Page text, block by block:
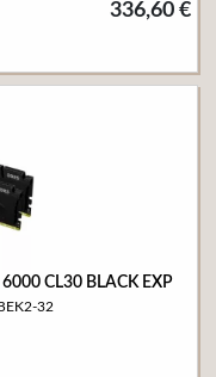
336,60 €
CL30 BLACK EXP
32